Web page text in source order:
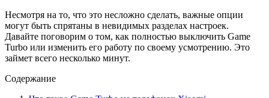
Несмотря на то, что это несложно сделать, важные опции
могут быть спрятаны в невидимых разделах настроек.
Давайте поговорим о том, как полностью выключить Game
Turbo или изменить его работу по своему усмотрению. Это
займет всего несколько минут.
Содержание